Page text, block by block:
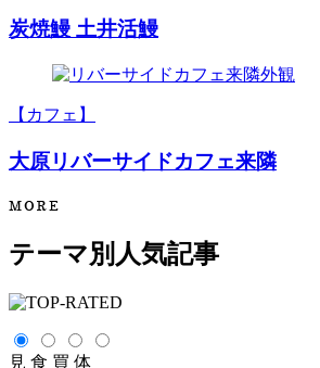
炭焼鰻 土井活鰻
【カフェ】
大原リバーサイドカフェ来隣
テーマ別人気記事
見 食 買 体